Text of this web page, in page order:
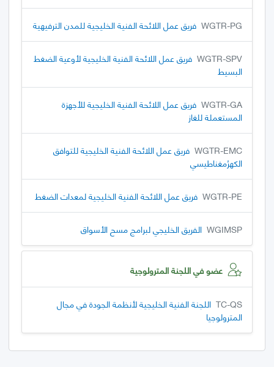
WGTR-PG فريق عمل اللائحة الفنية الخليجية للمدن الترفيهية
WGTR-SPV فريق عمل اللائحة الفنية الخليجية لأوعية الضغط
البسيط
WGTR-GA فريق عمل اللائحة الفنية الخليجية للأجهزة
المستعملة للغاز
WGTR-EMC فريق عمل اللائحة الفنية الخليجية للتوافق
الكهرُمغناطيسي
WGTR-PE فريق عمل اللائحة الفنية الخليجية لمعدات الضغط
WGIMSP الفريق الخليجي لبرامج مسح الأسواق
عضو في اللجنة المترولوجية
TC-QS اللجنة الفنية الخليجية لأنظمة الجودة في مجال
المترولوجيا